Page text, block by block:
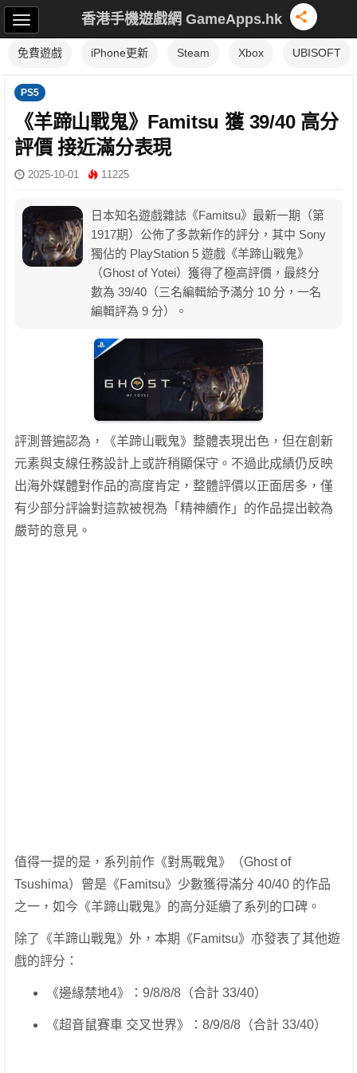
香港手機遊戲網 GameApps.hk
免費遊戲 iPhone更新 Steam Xbox UBISOFT
PS5
《羊蹄山戰鬼》Famitsu 獲 39/40 高分
評價 接近滿分表現
2025-10-01 11225
日本知名遊戲雜誌《Famitsu》最新一期（第
1917期）公佈了多款新作的評分，其中 Sony
獨佔的 PlayStation 5 遊戲《羊蹄山戰鬼》
（Ghost of Yotei）獲得了極高評價，最終分
數為 39/40（三名編輯給予滿分 10 分，一名
編輯評為 9 分）。
評測普遍認為，《羊蹄山戰鬼》整體表現出色，但在創新
元素與支線任務設計上或許稍顯保守。不過此成績仍反映
出海外媒體對作品的高度肯定，整體評價以正面居多，僅
有少部分評論對這款被視為「精神續作」的作品提出較為
嚴苛的意見。
值得一提的是，系列前作《對馬戰鬼》（Ghost of
Tsushima）曾是《Famitsu》少數獲得滿分 40/40 的作品
之一，如今《羊蹄山戰鬼》的高分延續了系列的口碑。
除了《羊蹄山戰鬼》外，本期《Famitsu》亦發表了其他遊
戲的評分：
《邊緣禁地4》：9/8/8/8（合計 33/40）
《超音鼠賽車 交叉世界》：8/9/8/8（合計 33/40）